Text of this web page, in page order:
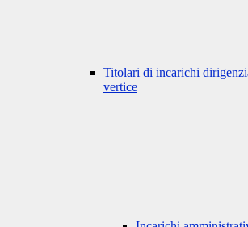
Titolari di incarichi
vertice